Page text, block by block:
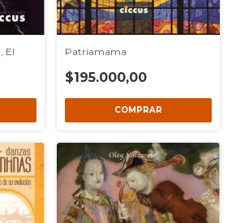
El Patriamama
$195.000,00